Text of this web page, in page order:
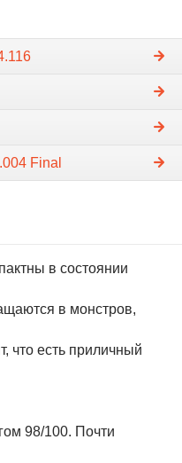
Final
в состоянии
в монстров,
что есть приличный
98/100. Почти